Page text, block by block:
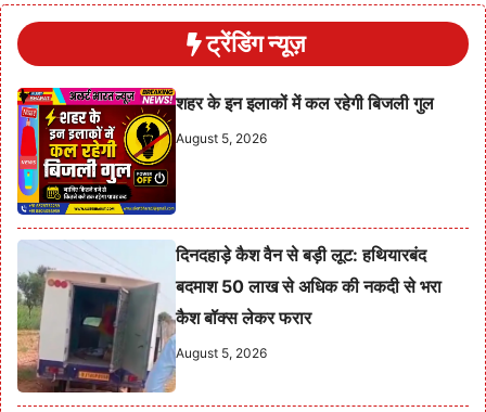
ट्रेंडिंग न्यूज़
शहर के इन इलाकों में कल रहेगी बिजली गुल
August 5, 2026
दिनदहाड़े कैश वैन से बड़ी लूट: हथियारबंद
बदमाश 50 लाख से अधिक की नकदी से भरा
कैश बॉक्स लेकर फरार
August 5, 2026